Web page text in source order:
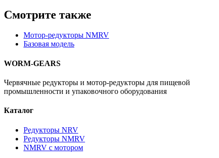
Смотрите также
Мотор-редукторы NMRV
Базовая модель
WORM-GEARS
Червячные редукторы и мотор-редукторы для пищевой
промышленности и упаковочного оборудования
Каталог
Редукторы NRV
Редукторы NMRV
NMRV с мотором